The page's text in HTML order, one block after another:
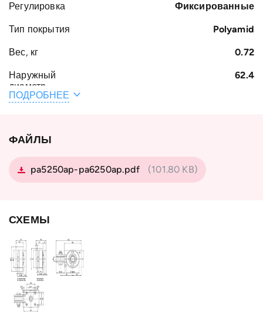
Регулировка Фиксированные
Тип покрытия Polyamid
Вес, кг 0.72
Наружный
диаметр
подшипника D,
62.4
Тип профиля
Тип
подшипника
с покрытием POLYAMID
ПОДРОБНЕЕ
ФАЙЛЫ
pa5250ap-pa6250ap.pdf (101.80 KB)
СХЕМЫ